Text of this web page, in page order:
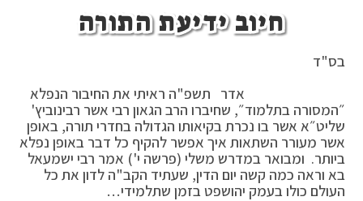
מהתורה
חיוב ידיעת התורה
בס"ד
אדר תשפ"ה ראיתי את החיבור הנפלא
״המסורה בתלמוד״, שחיברו הרב הגאון רבי אשר רבינוביץ'
שליט״א אשר בו נכרת בקיאותו הגדולה בחדרי תורה, באופן
אשר מעורר השתאות איך אפשר להקיף כל דבר באופן נפלא
ביותר. ומבואר במדרש משלי (פרשה י') אמר רבי ישמעאל
בא וראה כמה קשה יום הדין, שעתיד הקב"ה לדון את כל
העולם כולו בעמק יהושפט בזמן שתלמידי…